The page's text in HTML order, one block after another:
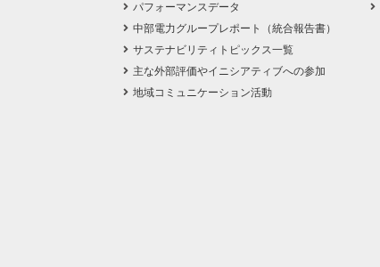
パフォーマンスデータ
中部電力グループレポート（統合報告書）
サステナビリティトピックス一覧
主な外部評価やイニシアティブへの参加
地域コミュニケーション活動